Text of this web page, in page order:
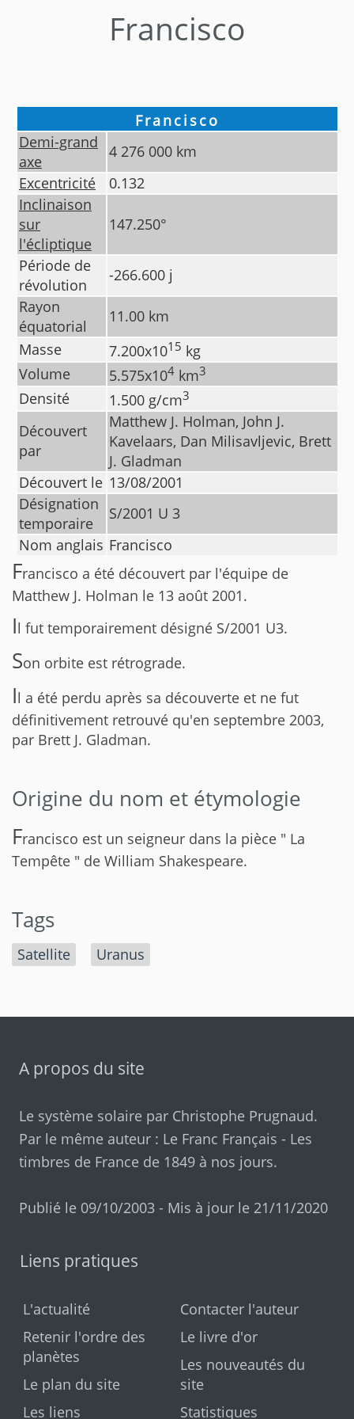
Francisco
Francisco
Demi-grand
axe
4 276 000 km
Excentricité
0.132
Inclinaison
sur
l'écliptique
147.250°
Période de
révolution
-266.600 j
Rayon
équatorial
11.00 km
Masse
7.200x1015 kg
Volume
5.575x104 km3
Densité 1.500 g/cm3
Découvert
par
Matthew J. Holman, John J.
Kavelaars, Dan Milisavljevic, Brett
J. Gladman
Découvert le 13/08/2001
Désignation
temporaire
S/2001 U 3
Nom anglais Francisco
Francisco a été découvert par l'équipe de
Matthew J. Holman le 13 août 2001.
Il fut temporairement désigné S/2001 U3.
Son orbite est rétrograde.
Il a été perdu après sa découverte et ne fut
définitivement retrouvé qu'en septembre 2003,
par Brett J. Gladman.
Origine du nom et étymologie
Francisco est un seigneur dans la pièce " La
Tempête " de William Shakespeare.
Tags
Satellite Uranus
A propos du site
Le système solaire par Christophe Prugnaud.
Par le même auteur : Le Franc Français - Les
timbres de France de 1849 à nos jours.
Publié le 09/10/2003 - Mis à jour le 21/11/2020
Liens pratiques
L'actualité
Retenir l'ordre des
planètes
Le plan du site
Les liens
Contacter l'auteur
Le livre d'or
Les nouveautés du
site
Statistiques